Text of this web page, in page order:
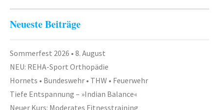
Neueste Beiträge
Sommerfest 2026 • 8. August
NEU: REHA-Sport Orthopädie
Hornets • Bundeswehr • THW • Feuerwehr
Tiefe Entspannung – »Indian Balance«
Neuer Kurs: Moderates Fitnesstraining